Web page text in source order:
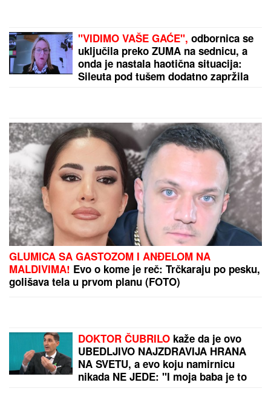
SANJA GRUJIĆ JE DRUGA OSOBA! Pokazala šta
radi posle raskida sa Markom: Odavde NE IZLAZI,
promene na njoj bodu oči (FOTO)
by Aklamator
PREPORUKA ZA VAS